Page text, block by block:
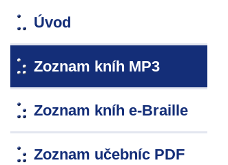
Úvod
Zoznam kníh MP3
Zoznam kníh e-Braille
Zoznam učebníc PDF